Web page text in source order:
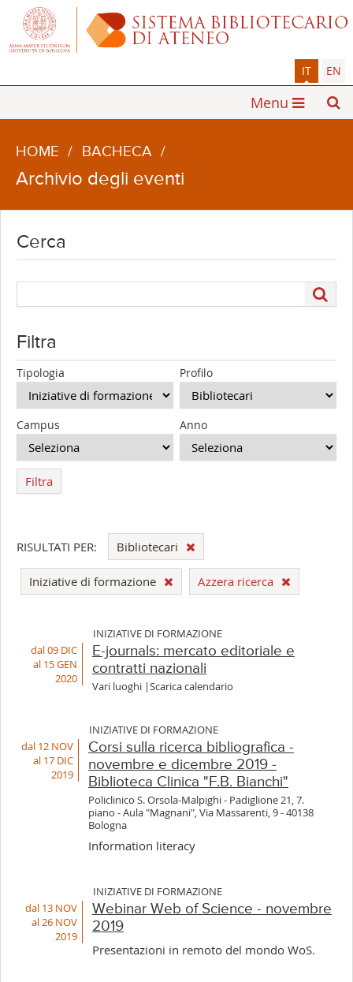
IT EN
Menu
HOME / BACHECA /
Archivio degli eventi
Cerca
Filtra
Tipologia Profilo
Campus Anno
Filtra
RISULTATI PER: Bibliotecari
Iniziative di formazione Azzera ricerca
INIZIATIVE DI FORMAZIONE
dal 09 DIC
al 15 GEN
2020
E-journals: mercato editoriale e
contratti nazionali
Vari luoghi |Scarica calendario
INIZIATIVE DI FORMAZIONE
dal 12 NOV
al 17 DIC
2019
Corsi sulla ricerca bibliografica -
novembre e dicembre 2019 -
Biblioteca Clinica "F.B. Bianchi"
Policlinico S. Orsola-Malpighi - Padiglione 21, 7.
piano - Aula "Magnani", Via Massarenti, 9 - 40138
Bologna
Information literacy
INIZIATIVE DI FORMAZIONE
dal 13 NOV
al 26 NOV
2019
Webinar Web of Science - novembre
2019
Presentazioni in remoto del mondo WoS.